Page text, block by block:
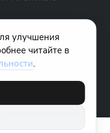
ИП Чамин
"www.sportliga.com":
улучшения
читайте в
.